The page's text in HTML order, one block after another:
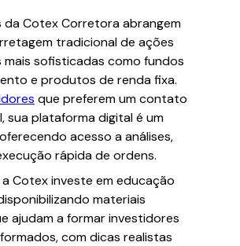
da Cotex Corretora abrangem
tradicional de ações
sofisticadas como fundos
e produtos de renda fixa.
que preferem um contato
sua plataforma digital é um
acesso a análises,
rápida de ordens.
a Cotex investe em educação
materiais
ajudam a formar investidores
com dicas realistas